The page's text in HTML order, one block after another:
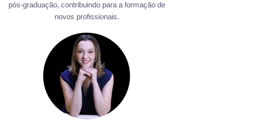
pós-graduação, contribuindo para a formação de
novos profissionais.